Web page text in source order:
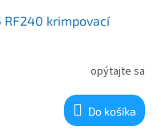
RF240 krimpovací
opýtajte sa
Do košíka